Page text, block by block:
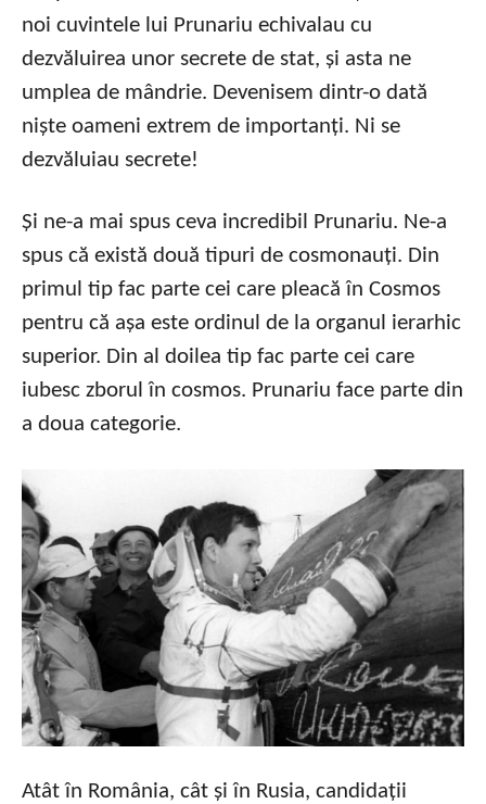
noi cuvintele lui Prunariu echivalau cu
dezvăluirea unor secrete de stat, și asta ne
umplea de mândrie. Devenisem dintr-o dată
niște oameni extrem de importanți. Ni se
dezvăluiau secrete!
Și ne-a mai spus ceva incredibil Prunariu. Ne-a
spus că există două tipuri de cosmonauți. Din
primul tip fac parte cei care pleacă în Cosmos
pentru că așa este ordinul de la organul ierarhic
superior. Din al doilea tip fac parte cei care
iubesc zborul în cosmos. Prunariu face parte din
a doua categorie.
Atât în România, cât și în Rusia, candidații